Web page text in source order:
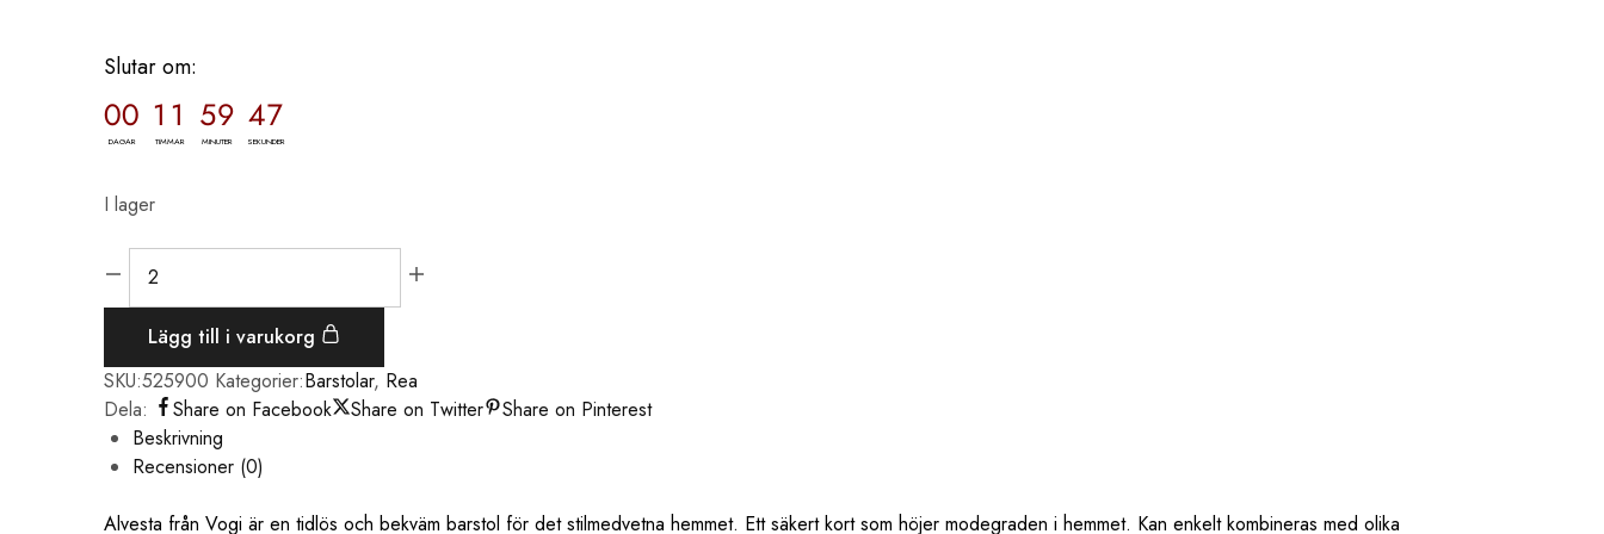
Slutar om:
00
DAGAR
11
TIMMAR
59
MINUTER
46
SEKUNDER
I lager
Lägg till i varukorg
SKU:525900 Kategorier:Barstolar, Rea
Dela:
Share on Facebook Share on Twitter
Share on Pinterest
Beskrivning
Recensioner (0)
Alvesta från Vogi är en tidlös och bekväm barstol för det stilmedvetna hemmet. Ett säkert kort som höjer modegraden i hemmet. Kan enkelt kombineras med olika